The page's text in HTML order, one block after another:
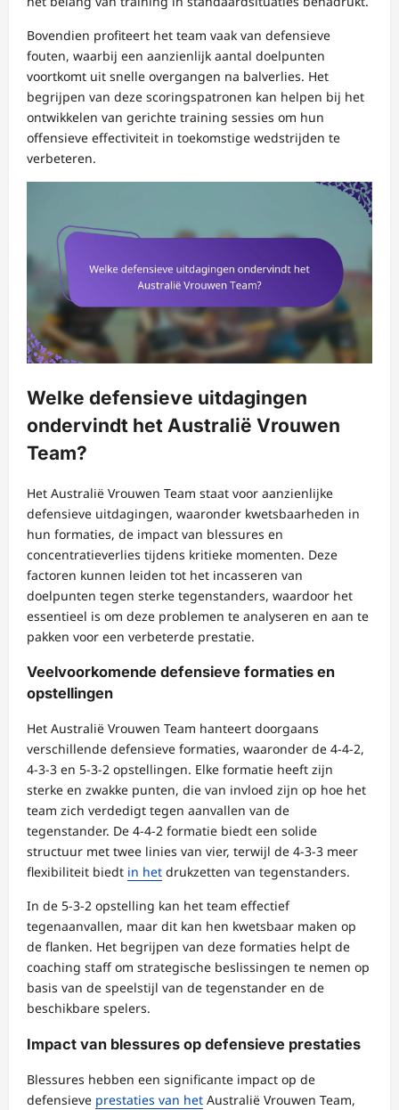
Bovendien profiteert het team vaak van defensieve
fouten, waarbij een aanzienlijk aantal doelpunten
voortkomt uit snelle overgangen na balverlies. Het
begrijpen van deze scoringspatronen kan helpen bij het
ontwikkelen van gerichte training sessies om hun
offensieve effectiviteit in toekomstige wedstrijden te
verbeteren.
Welke defensieve uitdagingen
ondervindt het Australië Vrouwen
Team?
Het Australië Vrouwen Team staat voor aanzienlijke
defensieve uitdagingen, waaronder kwetsbaarheden in
hun formaties, de impact van blessures en
concentratieverlies tijdens kritieke momenten. Deze
factoren kunnen leiden tot het incasseren van
doelpunten tegen sterke tegenstanders, waardoor het
essentieel is om deze problemen te analyseren en aan te
pakken voor een verbeterde prestatie.
Veelvoorkomende defensieve formaties en
opstellingen
Het Australië Vrouwen Team hanteert doorgaans
verschillende defensieve formaties, waaronder de 4-4-2,
4-3-3 en 5-3-2 opstellingen. Elke formatie heeft zijn
sterke en zwakke punten, die van invloed zijn op hoe het
team zich verdedigt tegen aanvallen van de
tegenstander. De 4-4-2 formatie biedt een solide
structuur met twee linies van vier, terwijl de 4-3-3 meer
flexibiliteit biedt in het drukzetten van tegenstanders.
In de 5-3-2 opstelling kan het team effectief
tegenaanvallen, maar dit kan hen kwetsbaar maken op
de flanken. Het begrijpen van deze formaties helpt de
coaching staff om strategische beslissingen te nemen op
basis van de speelstijl van de tegenstander en de
beschikbare spelers.
Impact van blessures op defensieve prestaties
Blessures hebben een significante impact op de
defensieve prestaties van het Australië Vrouwen Team,